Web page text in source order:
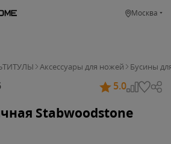
Москва
Аксессуары для ножей Бусины
5.0
Stabwoodstone